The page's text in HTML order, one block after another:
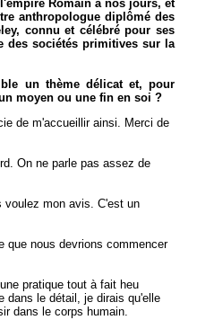
Romain à nos jours, et
anthropologue diplômé des
connu et célébré pour ses
des sociétés primitives sur la
un thème délicat et, pour
moyen ou une fin en soi ?
de m'accueillir ainsi. Merci de
On ne parle pas assez de
voulez mon avis. C'est un
que nous devrions commencer
pratique tout à fait heu
dans le détail, je dirais qu'elle
dans le corps humain.